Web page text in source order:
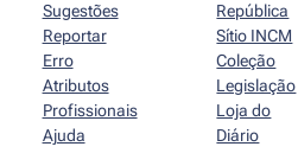
Sugestões
Reportar
Erro
Atributos
Profissionais
Ajuda
República
Sítio INCM
Coleção
Legislação
Loja do
Diário